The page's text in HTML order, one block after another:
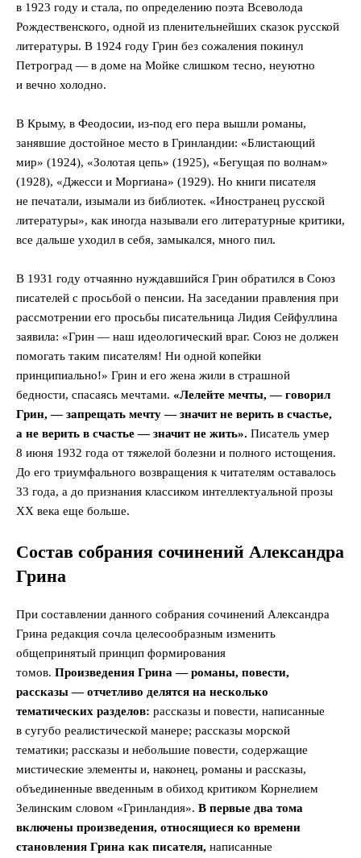
в 1923 году и стала, по определению поэта Всеволода
Рождественского, одной из пленительнейших сказок русской
литературы. В 1924 году Грин без сожаления покинул
Петроград — в доме на Мойке слишком тесно, неуютно
и вечно холодно.
В Крыму, в Феодосии, из-под его пера вышли романы,
занявшие достойное место в Гринландии: «Блистающий
мир» (1924), «Золотая цепь» (1925), «Бегущая по волнам»
(1928), «Джесси и Моргиана» (1929). Но книги писателя
не печатали, изымали из библиотек. «Иностранец русской
литературы», как иногда называли его литературные критики,
все дальше уходил в себя, замыкался, много пил.
В 1931 году отчаянно нуждавшийся Грин обратился в Союз
писателей с просьбой о пенсии. На заседании правления при
рассмотрении его просьбы писательница Лидия Сейфуллина
заявила: «Грин — наш идеологический враг. Союз не должен
помогать таким писателям! Ни одной копейки
принципиально!» Грин и его жена жили в страшной
бедности, спасаясь мечтами. «Лелейте мечты, — говорил
Грин, — запрещать мечту — значит не верить в счастье,
а не верить в счастье — значит не жить». Писатель умер
8 июня 1932 года от тяжелой болезни и полного истощения.
До его триумфального возвращения к читателям оставалось
33 года, а до признания классиком интеллектуальной прозы
XX века еще больше.
Состав собрания сочинений Александра
Грина
При составлении данного собрания сочинений Александра
Грина редакция сочла целесообразным изменить
общепринятый принцип формирования
томов. Произведения Грина — романы, повести,
рассказы — отчетливо делятся на несколько
тематических разделов: рассказы и повести, написанные
в сугубо реалистической манере; рассказы морской
тематики; рассказы и небольшие повести, содержащие
мистические элементы и, наконец, романы и рассказы,
объединенные введенным в обиход критиком Корнелием
Зелинским словом «Гринландия». В первые два тома
включены произведения, относящиеся ко времени
становления Грина как писателя, написанные